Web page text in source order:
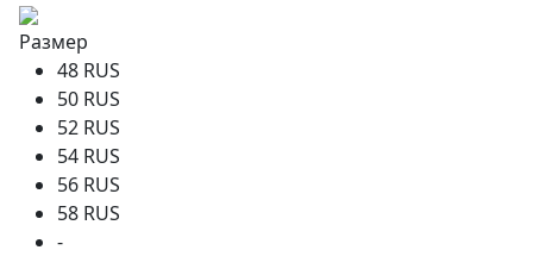
Размер
48 RUS
50 RUS
52 RUS
54 RUS
56 RUS
58 RUS
-